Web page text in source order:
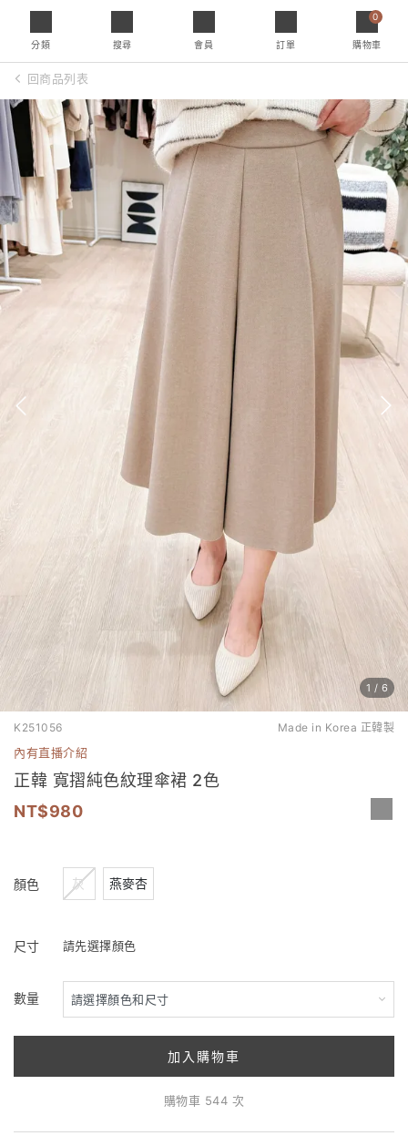
分類 搜尋 會員 訂單
0
購物車
回商品列表
1 / 6
K251056 Made in Korea 正韓製
內有直播介紹
正韓 寬摺純色紋理傘裙 2色
980
顏色 灰 燕麥杏
尺寸 請先選擇顏色
數量
加入購物車
購物車 544 次